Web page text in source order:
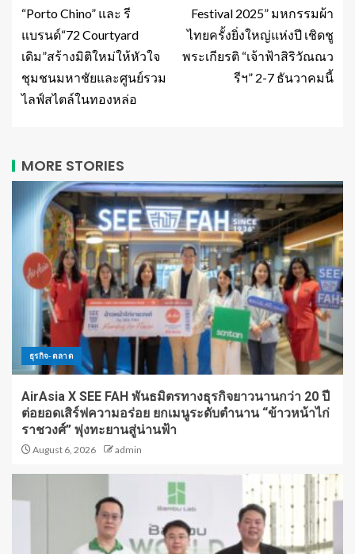
“Porto Chino” และ รี
แบรนด์“72 Courtyard
เดิม”สร้างมิติใหม่ให้หัวใจ
ชุมชนมหาชัยและศูนย์รวม
ไลฟ์สไตล์ในทองหล่อ
Festival 2025” มหกรรมผ้า
ไทยครั้งยิ่งใหญ่แห่งปี เชิดชู
พระเกียรติ “เจ้าฟ้าสิริวัณณว
รีฯ” 2-7 ธันวาคมนี้
MORE STORIES
ธุรกิจ-ตลาด
AirAsia X SEE FAH พันธมิตรทางธุรกิจยาวนานกว่า 20 ปี
ต่อยอดเสิร์ฟความอร่อย ยกเมนูระดับตำนาน “ข้าวหน้าไก่
ราชวงศ์” พุ่งทะยานสู่น่านฟ้า
August 6, 2026 admin